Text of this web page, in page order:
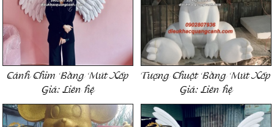
Cánh Chim Bằng Mút Xốp
Giá:Liên hệ
Tượng Chuột Bằng Mút Xốp
Giá:Liên hệ